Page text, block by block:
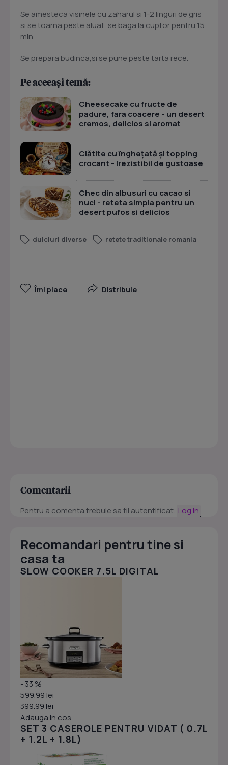
Se amesteca visinele cu zaharul si 1-2 linguri de gris
si se toarna peste aluat, se baga la cuptor pentru 15
min.
Se prepara budinca,si se pune peste tarta rece.
Pe aceeași temă:
Cheesecake cu fructe de
padure, fara coacere - un desert
cremos, delicios si aromat
Clătite cu înghețată și topping
crocant - Irezistibil de gustoase
Chec din albusuri cu cacao si
nuci - reteta simpla pentru un
desert pufos si delicios
dulciuri diverse retete traditionale romania
Îmi place Distribuie
Comentarii
Pentru a comenta trebuie sa fii autentificat. Log in
Recomandari pentru tine si
casa ta
SLOW COOKER 7.5L DIGITAL
- 33 %
599.99 lei
399.99 lei
Adauga in cos
SET 3 CASEROLE PENTRU VIDAT ( 0.7L
+ 1.2L + 1.8L)